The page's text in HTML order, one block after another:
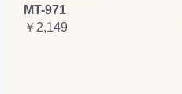
MT-971
￥2,149